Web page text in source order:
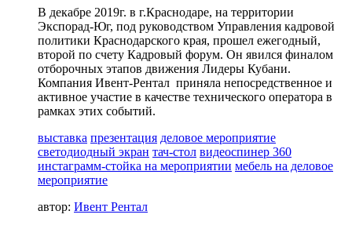
В декабре 2019г. в г.Краснодаре, на территории
Экспорад-Юг, под руководством Управления кадровой
политики Краснодарского края, прошел ежегодный,
второй по счету Кадровый форум. Он явился финалом
отборочных этапов движения Лидеры Кубани.
Компания Ивент-Рентал приняла непосредственное и
активное участие в качестве технического оператора в
рамках этих событий.
выставка презентация деловое мероприятие
светодиодный экран тач-стол видеоспинер 360
инстаграмм-стойка на мероприятии мебель на деловое
мероприятие
автор: Ивент Рентал